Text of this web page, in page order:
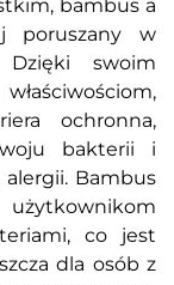
bambus a
poruszany w
swoim
ochronna,
bakterii i
Bambus
co jest
dla osób z